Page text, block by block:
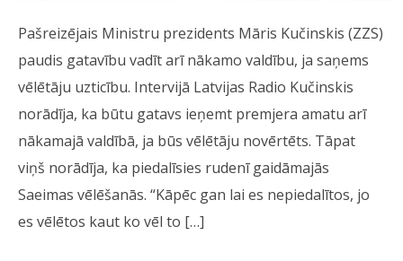
Pašreizējais Ministru prezidents Māris Kučinskis (ZZS)
paudis gatavību vadīt arī nākamo valdību, ja saņems
vēlētāju uzticību. Intervijā Latvijas Radio Kučinskis
norādīja, ka būtu gatavs ieņemt premjera amatu arī
nākamajā valdībā, ja būs vēlētāju novērtēts. Tāpat
viņš norādīja, ka piedalīsies rudenī gaidāmajās
Saeimas vēlēšanās. “Kāpēc gan lai es nepiedalītos, jo
es vēlētos kaut ko vēl to […]